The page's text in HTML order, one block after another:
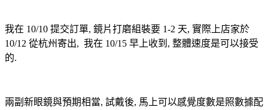
我在 10/10 提交訂單, 鏡片打磨組裝要 1-2 天, 實際上店家於
10/12 從杭州寄出, 我在 10/15 早上收到, 整體速度是可以接受
的.
兩副新眼鏡與預期相當, 試戴後, 馬上可以感覺度數是照數據配